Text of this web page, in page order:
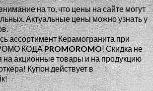
на то, что цены на сайте могут
Актуальные цены можно узнать у
ассортимент Керамогранита при
КОДАPROMOROMO!Скидка не
на акционные товары и на продукцию
Купон действует в